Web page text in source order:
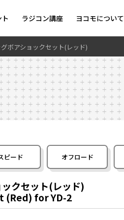
ラジコン講座 ヨコモについて
ボアショックセット(レッド)
ピード オフロード
クセット(レッド)
(Red) for YD-2